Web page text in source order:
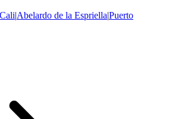
|Abelardo de la Espriella|Puerto